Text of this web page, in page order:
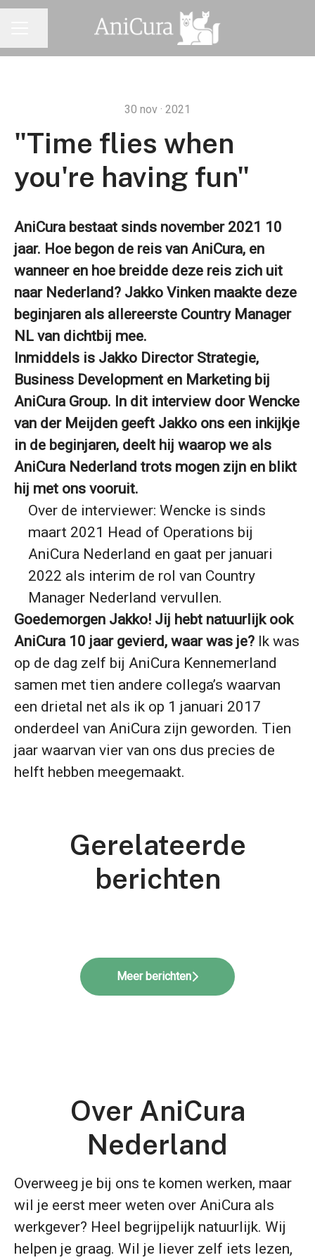
30 nov · 2021
"Time flies when
you're having fun"
AniCura bestaat sinds november 2021 10
jaar. Hoe begon de reis van AniCura, en
wanneer en hoe breidde deze reis zich uit
naar Nederland? Jakko Vinken maakte deze
beginjaren als allereerste Country Manager
NL van dichtbij mee.
Inmiddels is Jakko Director Strategie,
Business Development en Marketing bij
AniCura Group. In dit interview door Wencke
van der Meijden geeft Jakko ons een inkijkje
in de beginjaren, deelt hij waarop we als
AniCura Nederland trots mogen zijn en blikt
hij met ons vooruit.
Over de interviewer: Wencke is sinds
maart 2021 Head of Operations bij
AniCura Nederland en gaat per januari
2022 als interim de rol van Country
Manager Nederland vervullen.
Goedemorgen Jakko! Jij hebt natuurlijk ook
AniCura 10 jaar gevierd, waar was je? Ik was
op de dag zelf bij AniCura Kennemerland
samen met tien andere collega’s waarvan
een drietal net als ik op 1 januari 2017
onderdeel van AniCura zijn geworden. Tien
jaar waarvan vier van ons dus precies de
helft hebben meegemaakt.
Gerelateerde
berichten
Kijkje in de kliniek: "Dierbare
Plaatsing nieuwe MRI bij AniCura
Goed voor de startende
dierenarts én de kliniek:
Meer berichten
Over AniCura
Nederland
Overweeg je bij ons te komen werken, maar
wil je eerst meer weten over AniCura als
werkgever? Heel begrijpelijk natuurlijk. Wij
helpen je graag. Wil je liever zelf iets lezen,